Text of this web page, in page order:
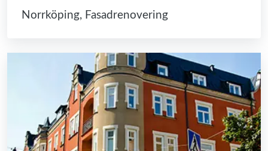
Norrköping, Fasadrenovering